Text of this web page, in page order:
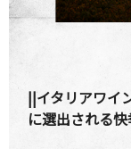
||イタリアワイ
に選出される快